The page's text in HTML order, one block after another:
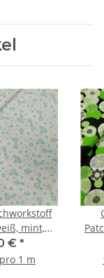
mint,
€ *
1 m